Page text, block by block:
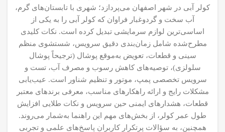
کولر آبی در شهر اصفهان می‌پردازد؛ شهری با تابستان‌های گرم،
آب سخت و گردوغبار‌ فراوان که کولر آبی را به یکی از
اساسی‌ترین لوازم سرمایشی تبدیل کرده است. نکات کلیدی
مطرح‌شده شامل زمان‌بندی دقیق سرویس، شستشوی منظم
سینی و قطعات، تعویض به‌موقع پوشال (ترجیحاً پوشال
سلولزی)، توصیه‌های کاهش رسوب و مصرف آب، تست و
سرویس تخصصی پمپ، موتور و تنظیم شناور است. عیب‌یابی
مشکلات رایج و ارائه راهکارهای مناسب، معرفی برندهای معتبر
قطعات، هشدارهای ایمنی حین سرویس و نکات طلایی افزایش
طول عمر کولر، از بخش‌های مهم این راهنما به‌شمار می‌روند.
همچنین، به سؤالات پرتکرار کاربران پاسخ‌های علمی و تجربی